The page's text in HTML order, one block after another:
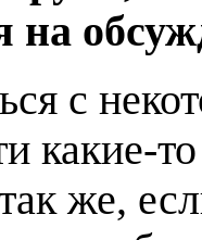
на
с
какие-
же,